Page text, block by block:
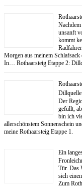
unsanft
kommt
Morgen aus meinem Schlafsack
In… Rothaarsteig Etappe 2:
Dillquelle
Der
gefüllt,
bin ich
allerschönstem Sonnenschein
meine Rothaarsteig Etappe 1.
Ein
Tür. Das
sich
Zum